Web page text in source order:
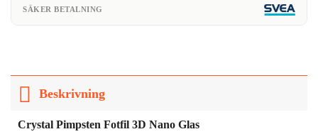
SÄKER BETALNING
Beskrivning
Crystal Pimpsten Fotfil 3D Nano Glas